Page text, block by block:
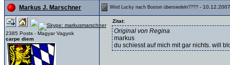
Markus J. Marschner Wird Lucky nach Boston übersiedeln???? -
2385 Posts - Magyar Vagyok
carpe diem
Zitat:
Original von Regina
markus
du schiesst auf mich mit gar nichts. will